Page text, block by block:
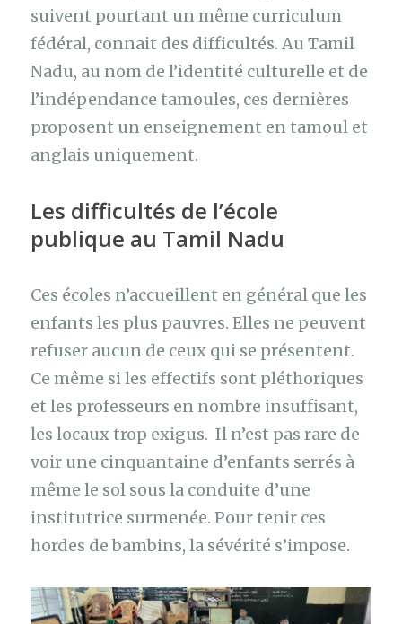
suivent pourtant un même curriculum
fédéral, connait des difficultés. Au Tamil
Nadu, au nom de l’identité culturelle et de
l’indépendance tamoules, ces dernières
proposent un enseignement en tamoul et
anglais uniquement.
Les difficultés de l’école
publique au Tamil Nadu
Ces écoles n’accueillent en général que les
enfants les plus pauvres. Elles ne peuvent
refuser aucun de ceux qui se présentent.
Ce même si les effectifs sont pléthoriques
et les professeurs en nombre insuffisant,
les locaux trop exigus. Il n’est pas rare de
voir une cinquantaine d’enfants serrés à
même le sol sous la conduite d’une
institutrice surmenée. Pour tenir ces
hordes de bambins, la sévérité s’impose.